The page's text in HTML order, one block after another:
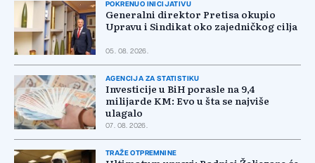
POKRENUO INICIJATIVU
Generalni direktor Pretisa okupio
Upravu i Sindikat oko zajedničkog cilja
05. 08. 2026.
AGENCIJA ZA STATISTIKU
Investicije u BiH porasle na 9,4
milijarde KM: Evo u šta se najviše
ulagalo
07. 08. 2026.
TRAŽE OTPREMNINE